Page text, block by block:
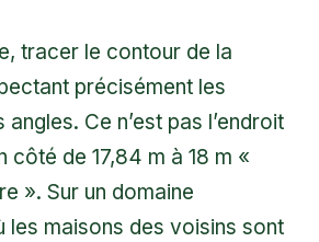
tracer le contour de la
précisément les
Ce n’est pas l’endroit
côté de 17,84 m à 18 m «
». Sur un domaine
les maisons des voisins sont